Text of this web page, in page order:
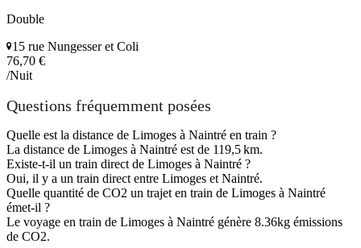
Double
15 rue Nungesser et Coli
76,70 €
/Nuit
Questions fréquemment posées
Quelle est la distance de Limoges à Naintré en train ?
La distance de Limoges à Naintré est de 119,5 km.
Existe-t-il un train direct de Limoges à Naintré ?
Oui, il y a un train direct entre Limoges et Naintré.
Quelle quantité de CO2 un trajet en train de Limoges à Naintré
émet-il ?
Le voyage en train de Limoges à Naintré génère 8.36kg émissions
de CO2.